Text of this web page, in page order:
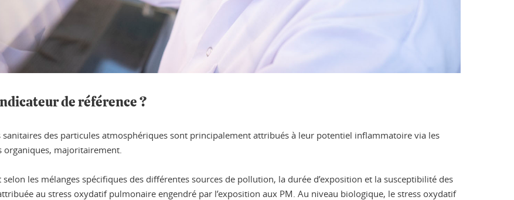
de référence ?
des particules atmosphériques sont principalement attribués à leur potentiel inflammatoire via les
organiques, majoritairement.
les mélanges spécifiques des différentes sources de pollution, la durée d’exposition et la susceptibilité des
au stress oxydatif pulmonaire engendré par l’exposition aux PM. Au niveau biologique, le stress oxydatif